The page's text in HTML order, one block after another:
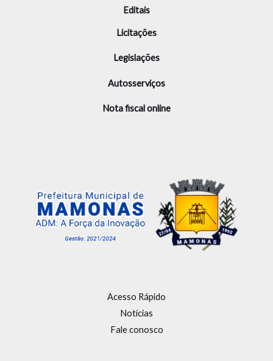
Editais
Licitações
Legislações
Autosserviços
Nota fiscal online
Acesso Rápido
Notícias
Fale conosco